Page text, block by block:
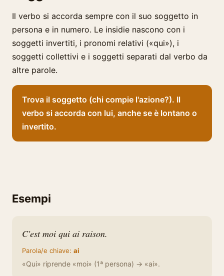
Il verbo si accorda sempre con il suo soggetto in
persona e in numero. Le insidie nascono con i
soggetti invertiti, i pronomi relativi («qui»), i
soggetti collettivi e i soggetti separati dal verbo da
altre parole.
Trova il soggetto (chi compie l'azione?). Il
verbo si accorda con lui, anche se è lontano o
invertito.
Esempi
C'est moi qui ai raison.
Parola/e chiave: ai
«Qui» riprende «moi» (1ª persona) → «ai».